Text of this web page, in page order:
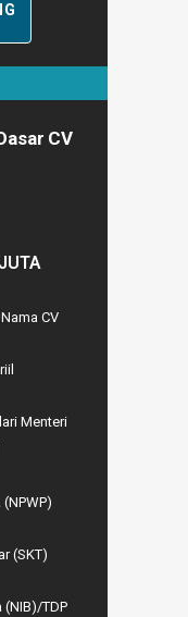
CV
JUTA
CV
Menteri
(SKT)
(NIB)/TDP